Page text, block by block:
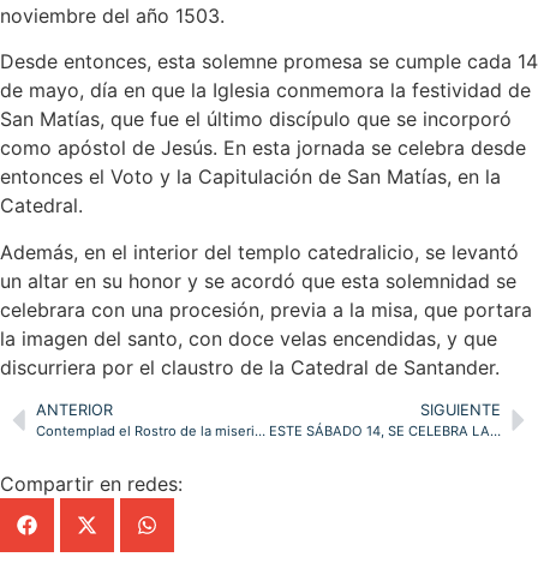
noviembre del año 1503.
Desde entonces, esta solemne promesa se cumple cada 14
de mayo, día en que la Iglesia conmemora la festividad de
San Matías, que fue el último discípulo que se incorporó
como apóstol de Jesús. En esta jornada se celebra desde
entonces el Voto y la Capitulación de San Matías, en la
Catedral.
Además, en el interior del templo catedralicio, se levantó
un altar en su honor y se acordó que esta solemnidad se
celebrara con una procesión, previa a la misa, que portara
la imagen del santo, con doce velas encendidas, y que
discurriera por el claustro de la Catedral de Santander.
ANTERIOR
Contemplad el Rostro de la misericordia
SIGUIENTE
ESTE SÁBADO 14, SE CELEBRA LA TRADICIONAL VIGILIA DE PENTECOSTÉS EN LA CATEDRAL, CON LA PRESENCIA DE NUMEROSOS GRUPOS DE LAICOS QUE COLABORAN CON LA IGLESIA CÁNTABRA
Compartir en redes: